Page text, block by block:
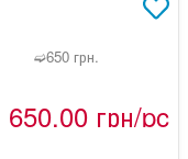
➫650 грн.
650,00 грн/pc